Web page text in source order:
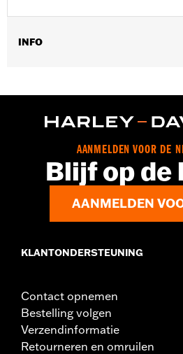
INFO
Installatie-instructies
Apart verkocht:Wiel-montageset en
montagemateriaal
Per stuk verkocht:Elk
Gegoten aluminium
In de doos:Wiel en
AANMELDEN VOOR DE
Blijf op de
AANMELDEN
KLANTONDERSTEUNING
Contact opnemen
Bestelling volgen
Verzendinformatie
Retourneren en omruilen